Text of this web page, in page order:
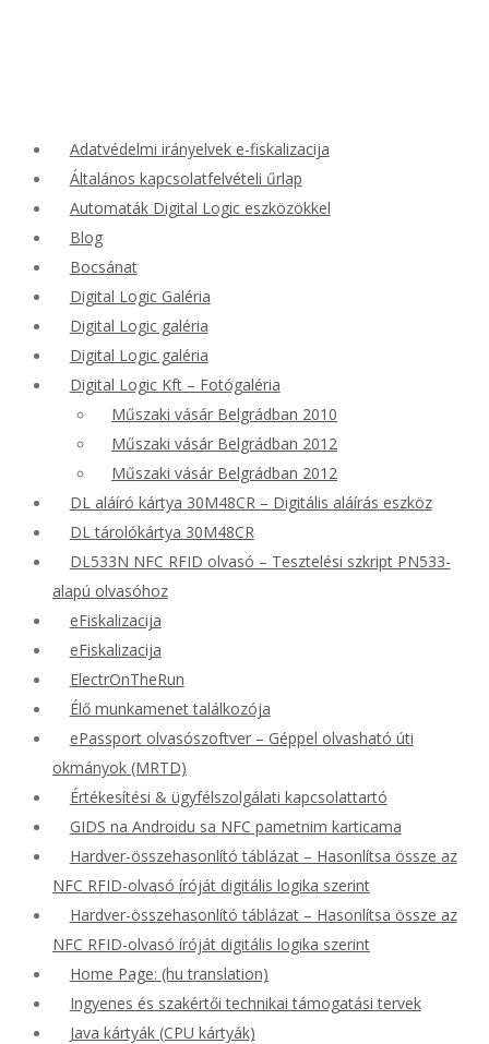
Adatvédelmi irányelvek e-fiskalizacija
Általános kapcsolatfelvételi űrlap
Automaták Digital Logic eszközökkel
Blog
Bocsánat
Digital Logic Galéria
Digital Logic galéria
Digital Logic galéria
Digital Logic Kft – Fotógaléria
Műszaki vásár Belgrádban 2010
Műszaki vásár Belgrádban 2012
Műszaki vásár Belgrádban 2012
DL aláíró kártya 30M48CR – Digitális aláírás eszköz
DL tárolókártya 30M48CR
DL533N NFC RFID olvasó – Tesztelési szkript PN533-
alapú olvasóhoz
eFiskalizacija
eFiskalizacija
ElectrOnTheRun
Élő munkamenet találkozója
ePassport olvasószoftver – Géppel olvasható úti
okmányok (MRTD)
Értékesítési & ügyfélszolgálati kapcsolattartó
GIDS na Androidu sa NFC pametnim karticama
Hardver-összehasonlító táblázat – Hasonlítsa össze az
NFC RFID-olvasó íróját digitális logika szerint
Hardver-összehasonlító táblázat – Hasonlítsa össze az
NFC RFID-olvasó íróját digitális logika szerint
Home Page: (hu translation)
Ingyenes és szakértői technikai támogatási tervek
Java kártyák (CPU kártyák)